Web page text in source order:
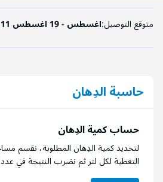
متوقع التوصيل:11 اغسطس - 19 اغسطس
حاسبة الدِهان
حساب كمية الدِهان
لتحديد كمية الدِهان المطلوبة، نقسم
التغطية لكل لتر ثم نضرب النتيجة في